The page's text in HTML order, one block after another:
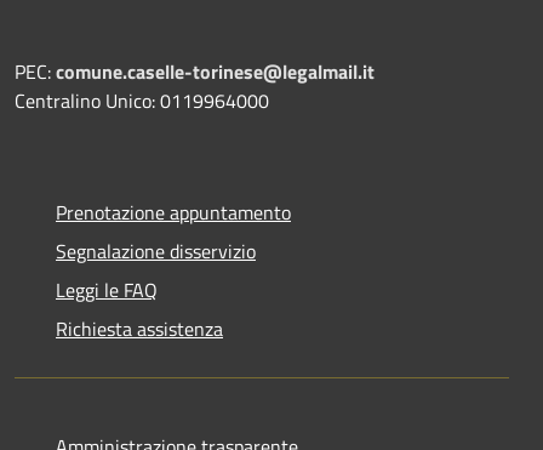
PEC:comune.caselle-torinese@legalmail.it
Centralino Unico: 0119964000
Prenotazione appuntamento
Segnalazione disservizio
Leggi le FAQ
Richiesta assistenza